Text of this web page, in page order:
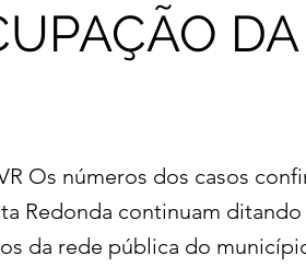
Os números dos casos
Redonda continuam ditando
da rede pública do